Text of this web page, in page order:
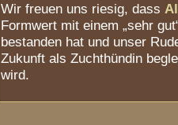
Wir freuen uns riesig, dass
Formwert mit einem „sehr
bestanden hat und unser
Zukunft als Zuchthündin
wird.